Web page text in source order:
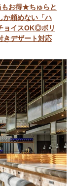
もお得★ちゅらと
か頼めない「ハ
ョイスOK◎ボリ
デザート対応